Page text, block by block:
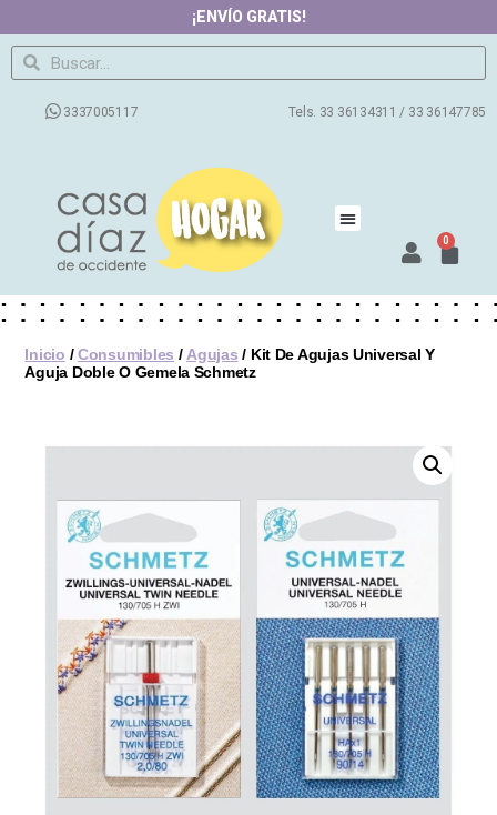
¡ENVÍO GRATIS!
3337005117 Tels. 33 36134311 / 33 36147785
0
Inicio /Consumibles / Agujas / Kit De Agujas Universal Y
Aguja Doble O Gemela Schmetz